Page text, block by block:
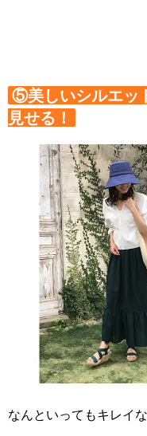
⑤美しいシルエッ
見せる！
なんといってもキレイ